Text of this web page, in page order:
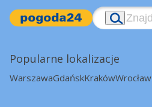
Popularne lokalizacje
WarszawaGdańskKrakówWrocław